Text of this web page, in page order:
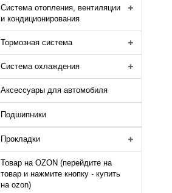
Система отопления, вентиляции
и кондиционирования
Тормозная система
Система охлаждения
Аксессуары для автомобиля
Подшипники
Прокладки
Товар на OZON (перейдите на
товар и нажмите кнопку - купить
на ozon)